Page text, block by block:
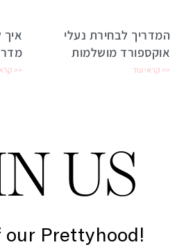
איך
קראי עוד >>
המדריך לבחירת נעלי
אוקספורד מושלמות
קראי עוד >>
US
our Prettyhood!